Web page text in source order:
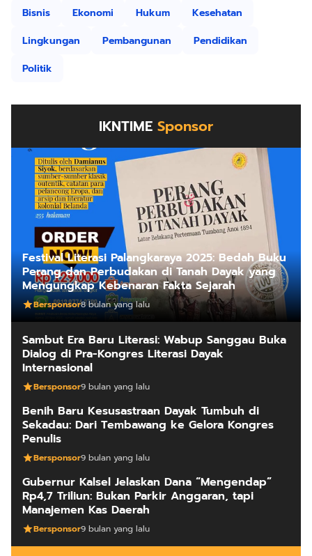
Bisnis Ekonomi Hukum
Kesehatan
Lingkungan
Pembangunan
Pendidikan
Politik
IKNTIME Sponsor
Festival Literasi Palangkaraya 2025: Bedah Buku
Perang dan Perbudakan di Tanah Dayak yang
Mengungkap Kebenaran Fakta Sejarah
Bersponsor8 bulan yang lalu
Sambut Era Baru Literasi: Wabup Sanggau Buka
Dialog di Pra-Kongres Literasi Dayak
Internasional
Bersponsor9 bulan yang lalu
Benih Baru Kesusastraan Dayak Tumbuh di
Sekadau: Dari Tembawang ke Gelora Kongres
Penulis
Bersponsor9 bulan yang lalu
Gubernur Kalsel Jelaskan Dana “Mengendap”
Rp4,7 Triliun: Bukan Parkir Anggaran, tapi
Manajemen Kas Daerah
Bersponsor9 bulan yang lalu